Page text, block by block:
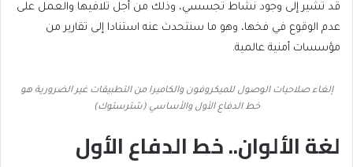
قد تشير إلى وجود نشاط تجسسي، وذلك من أجل تلافيها والعمل على
عدم الوقوع في فخها، وهو ما سنتحدث عنه استنادا إلى تقارير من
مؤسسات أمنية عالمية.
إلغاء صلاحيات الوصول للميكروفون والكاميرا من التطبيقات غير الضرورية هو
خط الدفاع الأول والأساسي (شترستوك)
لغة الألوان.. خط الدفاع الأول